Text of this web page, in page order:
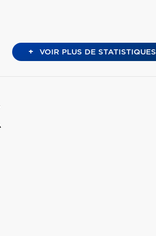
+ VOIR PLUS DE STATISTIQUES